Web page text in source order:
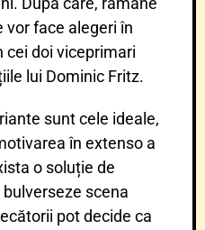
vor face alegeri în
cei doi viceprimari
lui Dominic Fritz.
sunt cele ideale,
în extenso a
o soluție de
scena
pot decide ca